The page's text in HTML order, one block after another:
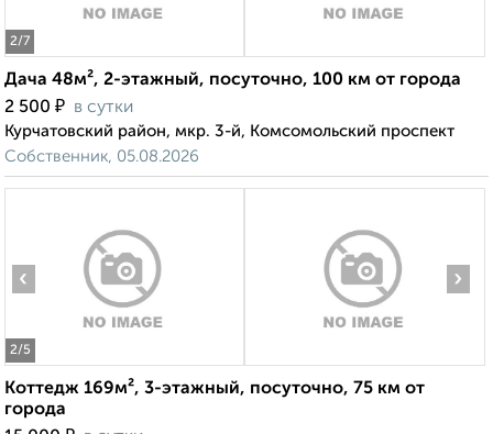
2/7
Дача 48м², 2-этажный, посуточно, 100 км от города
2 500 ₽ в сутки
Курчатовский район, мкр. 3-й, Комсомольский проспект
Собственник, 05.08.2026
2/5
‹ ›
Коттедж 169м², 3-этажный, посуточно, 75 км от
города